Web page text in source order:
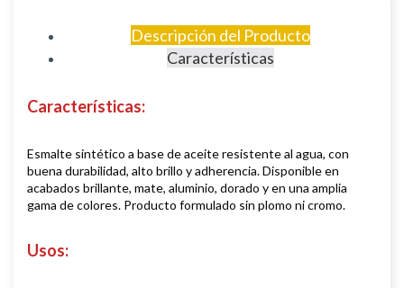
Descripción del Producto
Características
Características:
Esmalte sintético a base de aceite resistente al agua, con
buena durabilidad, alto brillo y adherencia. Disponible en
acabados brillante, mate, aluminio, dorado y en una amplia
gama de colores. Producto formulado sin plomo ni cromo.
Usos: